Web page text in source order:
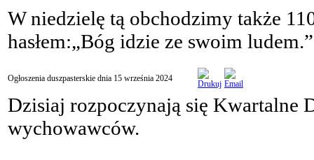
W niedzielę tą obchodzimy także
hasłem:„Bóg idzie ze swoim ludem.”
Ogłoszenia duszpasterskie dnia 15 września 2024
Dzisiaj rozpoczynają się Kwartalne
wychowawców.